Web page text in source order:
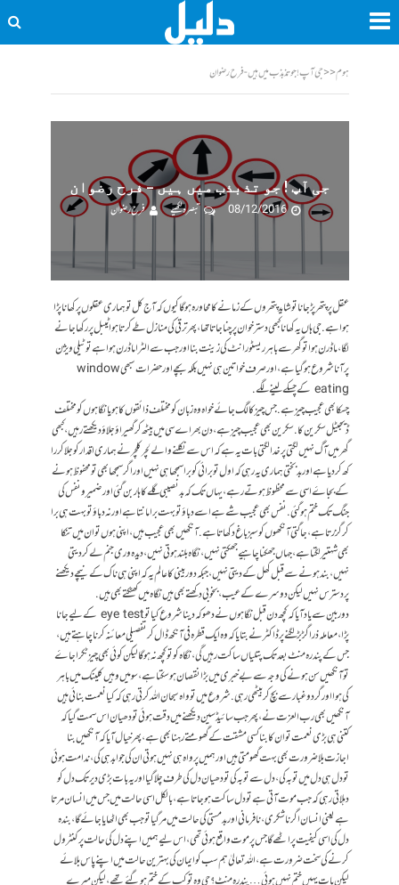
ہوم<<جی آپ ! جو تذبذب میں ہیں - فرح رضوان
جی آپ ! جو تذبذب میں ہیں – فرح رضوان
08/12/2016
تبصرہ لکھیے فرح رضوان
عقل پر پتھر پڑ جانا تو شاید پتھروں کے زمانے کا محاورہ ہوگا کیوں کہ آج کل تو ہماری عقلوں پر کھانا پڑا
ہوا ہے. جی ہاں یہ کھانا کبھی دسترخوان پر چنا جاتا تھا، پھر ترقی کی منازل طے کرتا ہوا ٹیبل پر رکھا جانے
لگا، ماڈرن ہوا تو گھر سے باہر ریسٹورانٹ کی زینت بنا اور جب سے الٹرا ماڈرن ہوا ہے تو ٹیلی ویژن
پر آنا شروع ہو گیا ہے، اور صرف خواتین ہی نہیں بلکہ بچے اور حضرات سبھی window
eating کے چسکے لینے لگے.
چسکا بھی عجیب چیز ہے. جس چیز کا لگ جائے خواہ وہ زبان کو مختلف ذائقوں کا ہو یا نگاہوں کو مختلف
ڈیجیٹل سکرین کا. سکرین بھی عجیب چیز ہے، دن بھر اے سی میں بیٹھ کر گھیراؤ جلاؤ دیکھتے رہیں، کبھی
گھر میں آگ نہیں لگتی پر خدا لگتی بات یہ ہے کہ اس سے نکلنے والے لچر کلچر نے ہماری اقدار کو جلا کر را
کھ کر دیا ہے اور بدبختی ہماری یہ رہی کہ اول تو برائی کو برا سمجھا ہی نہیں اور اگر سمجھا بھی تو محفوظ ہونے
کے بجاۓ اسی سے محظوظ ہوتے رہے، یہاں تک کہ بدنصیبی گلے کا ہار بن گئی اور ضمیر و نفس کی
جنگ تک ختم ہو گئی. نفس بھی عجیب شے ہے اسے دباؤ تو بہت برا مانتا ہے اور نہ دباؤ تو بہت ہی برا
کر گزرتا ہے، جاگتی آنکھوں کو سبز باغ دکھاتا ہے. آنکھیں بھی عجیب ہیں، اپنی ہوں تو ان میں تنکا
بھی شہتیر لگتا ہے، جہاں جھکنا چاہیے جھکتی نہیں، نگاہ بلند ہوتی نہیں، دیدہ وری جنم لے کر دیتی
نہیں، بند ہونے سے قبل کھل کے دیتی نہیں، جبکہ دوربینی کا عالم یہ کہ اپنی ہی ناک کے نیچے دیکھنے
پر دسترس نہیں لیکن دوسرے کے عیب، بخوبی دکھتے بھی ہیں نگاہ میں کھٹکتے بھی ہیں.
دوربین سے یاد آیا کہ کچھ دن قبل نگاہوں نے دھوکہ دینا شروع کیا تو eye test کے لیے جانا
پڑا، معاملہ ذرا گڑبڑ لگنے پر ڈاکٹر نے بتایا کہ وہ ایک قطرہ فی آنکھ ڈال کر تفصیلی معائنہ کرنا چاہتے ہیں،
جس کے پندرہ منٹ بعد تک پتلیاں ساکت رہیں گی، نگاہ کو تو کچھ نہ ہوگا لیکن کوئی بھی چیز ٹکرا جاۓ
تو آنکھیں سن ہونے کی وجہ سے بے خبری میں بڑا نقصان ہو سکتا ہے، سو میں وہیں کلینک میں باہر
کی ہوا اور گرد و غبار سے بچ کر بیٹھی رہی. شروع میں تو واہ سبحان اللہ کرتی رہی کہ کیا نعمت بنائی ہیں
آنکھیں بھی رب العزت نے، پھر جب سائیڈ سین دیکھنے میں دقت ہوئی تو دھیان اس سمت گیا کہ
کتنی ہی بڑی نعمت تو ان کا بنا کسی مشقت کے گھومتے رہنا بھی ہے، پھر خیال آیا کہ آنکھیں بنا
اجازت بلا ضرورت بھی بہت گھومتی ہیں اور ہمیں پرواہ ہی نہیں ہوتی ان کی جوابدہی کی، ندامت ہوئی
تو دل ہی دل میں توبہ کی، دل سے توبہ کی تو دھیان دل کی طرف چلا گیا اور یہ بات بڑی دیر تک دل کو
دہلاتی رہی کہ جب موت آتی ہے تو دل ساکت ہو جاتا ہے، بالکل اسی حالت میں جس میں انسان مرتا
ہے یعنی انسان اگر ناشکری، نافرمانی اور بدمستی کی حالت میں مرگیا تو جب بھی اٹھایا جائے گا،بندہ
دل کی اسی کیفیت پر اٹھے گا جس پر موت واقع ہوئی تھی، اس لیے ہمیں اپنے دل کی حالت پر کنٹرول
کرنے کی سخت ضرورت ہے، اللہ تعالیٰ ہم سب کو ایمان کی بہترین حالت میں اپنے پاس بلائے